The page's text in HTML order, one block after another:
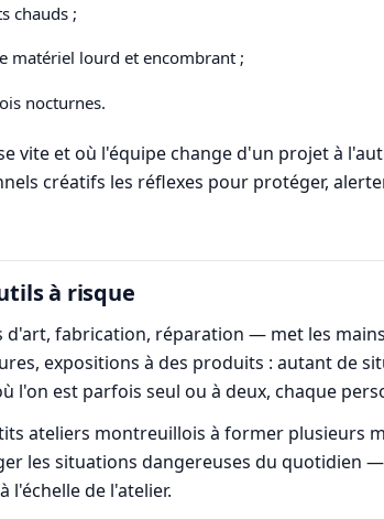
chauds ;
matériel lourd et encombrant ;
nocturnes.
vite et où l'équipe change d'un projet à
créatifs les réflexes pour protéger,
à risque
fabrication, réparation — met les
expositions à des produits : autant de
l'on est parfois seul ou à deux, chaque
ateliers montreuillois à former plusieurs
les situations dangereuses du
l'échelle de l'atelier.